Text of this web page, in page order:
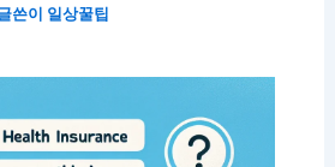
쓴이 일상꿀팁